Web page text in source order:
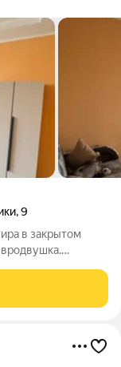
,9
в закрытом
2 телевизора,